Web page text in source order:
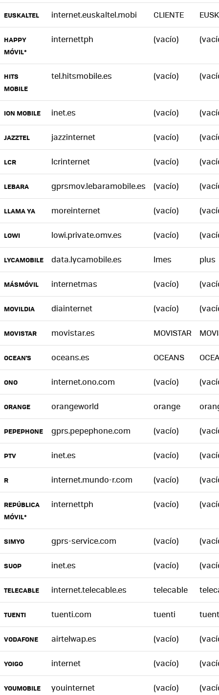
EUSKALTEL internet.euskaltel.mobi CLIENTE
HAPPY
MÓVIL*
internettph (vacío)
HITS
MOBILE
tel.hitsmobile.es (vacío)
ION MOBILE inet.es (vacío)
JAZZTEL jazzinternet (vacío)
LCR lcrinternet (vacío)
LEBARA gprsmov.lebaramobile.es (vacío)
LLAMA YA moreinternet (vacío)
LOWI lowi.private.omv.es (vacío)
LYCAMOBILE data.lycamobile.es lmes plus
MÁSMÓVIL internetmas (vacío)
MOVILDIA diainternet (vacío)
MOVISTAR movistar.es MOVISTAR
OCEAN'S oceans.es OCEANS
ONO internet.ono.com (vacío)
ORANGE orangeworld orange
PEPEPHONE gprs.pepephone.com (vacío)
PTV inet.es (vacío)
R internet.mundo-r.com (vacío)
REPÚBLICA
MÓVIL*
internettph (vacío)
SIMYO gprs-service.com (vacío)
SUOP inet.es (vacío)
TELECABLE internet.telecable.es telecable
TUENTI tuenti.com tuenti
VODAFONE airtelwap.es (vacío)
YOIGO internet (vacío)
YOUMOBILE youinternet (vacío)